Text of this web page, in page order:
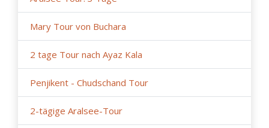
Mary Tour von Buchara
2 tage Tour nach Ayaz Kala
Penjikent - Chudschand Tour
2-tägige Aralsee-Tour